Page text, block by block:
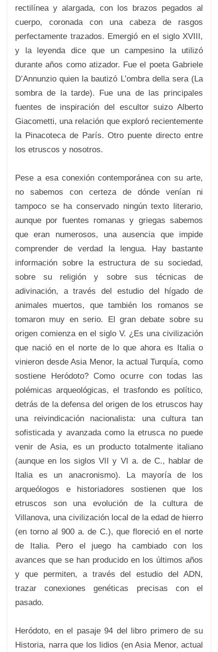
rectilínea y alargada, con los brazos pegados al
cuerpo, coronada con una cabeza de rasgos
perfectamente trazados. Emergió en el siglo XVIII,
y la leyenda dice que un campesino la utilizó
durante años como atizador. Fue el poeta Gabriele
D’Annunzio quien la bautizó L’ombra della sera (La
sombra de la tarde). Fue una de las principales
fuentes de inspiración del escultor suizo Alberto
Giacometti, una relación que exploró recientemente
la Pinacoteca de París. Otro puente directo entre
los etruscos y nosotros.
Pese a esa conexión contemporánea con su arte,
no sabemos con certeza de dónde venían ni
tampoco se ha conservado ningún texto literario,
aunque por fuentes romanas y griegas sabemos
que eran numerosos, una ausencia que impide
comprender de verdad la lengua. Hay bastante
información sobre la estructura de su sociedad,
sobre su religión y sobre sus técnicas de
adivinación, a través del estudio del hígado de
animales muertos, que también los romanos se
tomaron muy en serio. El gran debate sobre su
origen comienza en el siglo V. ¿Es una civilización
que nació en el norte de lo que ahora es Italia o
vinieron desde Asia Menor, la actual Turquía, como
sostiene Heródoto? Como ocurre con todas las
polémicas arqueológicas, el trasfondo es político,
detrás de la defensa del origen de los etruscos hay
una reivindicación nacionalista: una cultura tan
sofisticada y avanzada como la etrusca no puede
venir de Asia, es un producto totalmente italiano
(aunque en los siglos VII y VI a. de C., hablar de
Italia es un anacronismo). La mayoría de los
arqueólogos e historiadores sostienen que los
etruscos son una evolución de la cultura de
Villanova, una civilización local de la edad de hierro
(en torno al 900 a. de C.), que floreció en el norte
de Italia. Pero el juego ha cambiado con los
avances que se han producido en los últimos años
y que permiten, a través del estudio del ADN,
trazar conexiones genéticas precisas con el
pasado.
Heródoto, en el pasaje 94 del libro primero de su
Historia, narra que los lidios (en Asia Menor, actual